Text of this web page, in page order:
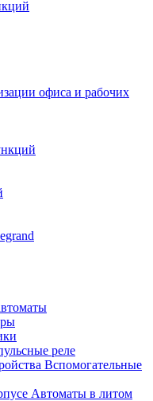
офиса и рабочих
реле
Вспомогательные
Автоматы в литом